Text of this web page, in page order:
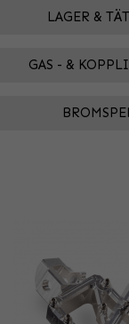
LAGER &
GAS - &